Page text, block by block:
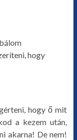
hogy
hogy ő mit
a kezem után,
akarna! De nem!